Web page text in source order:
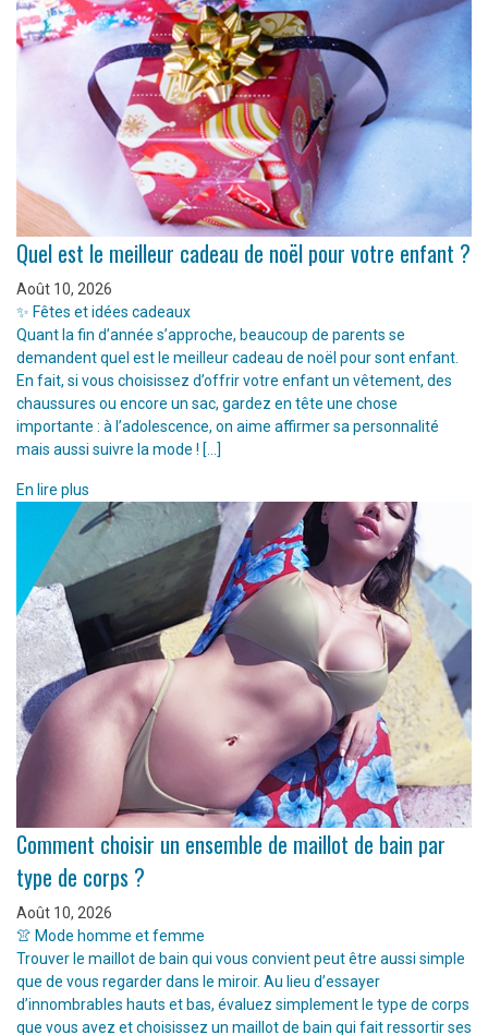
Quel est le meilleur cadeau de noël pour votre enfant ?
Août 10, 2026
✨ Fêtes et idées cadeaux
Quant la fin d’année s’approche, beaucoup de parents se
demandent quel est le meilleur cadeau de noël pour sont enfant.
En fait, si vous choisissez d’offrir votre enfant un vêtement, des
chaussures ou encore un sac, gardez en tête une chose
importante : à l’adolescence, on aime affirmer sa personnalité
mais aussi suivre la mode ! […]
En lire plus
Comment choisir un ensemble de maillot de bain par
type de corps ?
Août 10, 2026
👚 Mode homme et femme
Trouver le maillot de bain qui vous convient peut être aussi simple
que de vous regarder dans le miroir. Au lieu d’essayer
d’innombrables hauts et bas, évaluez simplement le type de corps
que vous avez et choisissez un maillot de bain qui fait ressortir ses